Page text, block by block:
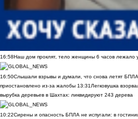
16:58Наш дом проклят, тело женщины 6 часов лежало
16:50Слышали взрывы и думали, что снова летят
приостановлено из-за жалобы 13:31 Легковушка
вырубка деревьев в Шахтах: ликвидируют 243 дерева
10:22Сирены и опасность БПЛА не испугали: в